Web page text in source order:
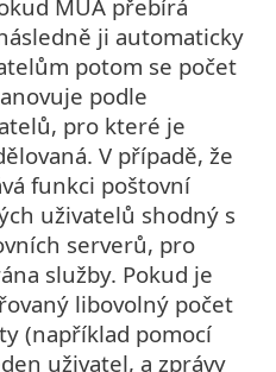
MUA přebírá
ji automaticky
potom se počet
podle
pro které je
V případě, že
funkci poštovní
uživatelů shodný s
serverů, pro
služby. Pokud je
libovolný počet
(například pomocí
uživatel, a zprávy